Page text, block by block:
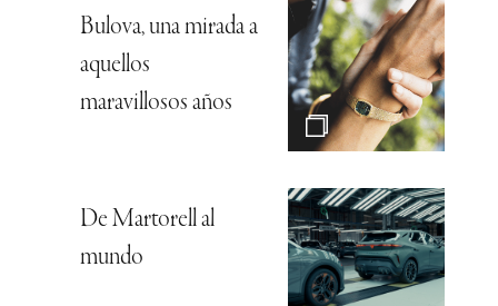
Bulova, una mirada a
aquellos
maravillosos años
De Martorell al
mundo